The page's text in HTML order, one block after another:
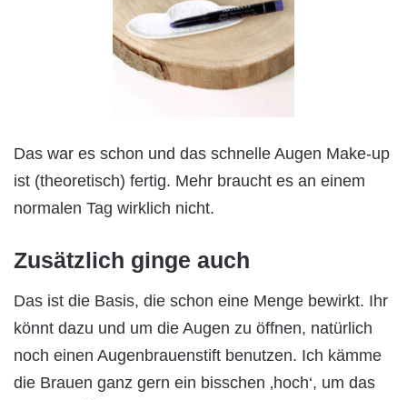
Das war es schon und das schnelle Augen Make-up
ist (theoretisch) fertig. Mehr braucht es an einem
normalen Tag wirklich nicht.
Zusätzlich ginge auch
Das ist die Basis, die schon eine Menge bewirkt. Ihr
könnt dazu und um die Augen zu öffnen, natürlich
noch einen Augenbrauenstift benutzen. Ich kämme
die Brauen ganz gern ein bisschen ‚hoch‘, um das